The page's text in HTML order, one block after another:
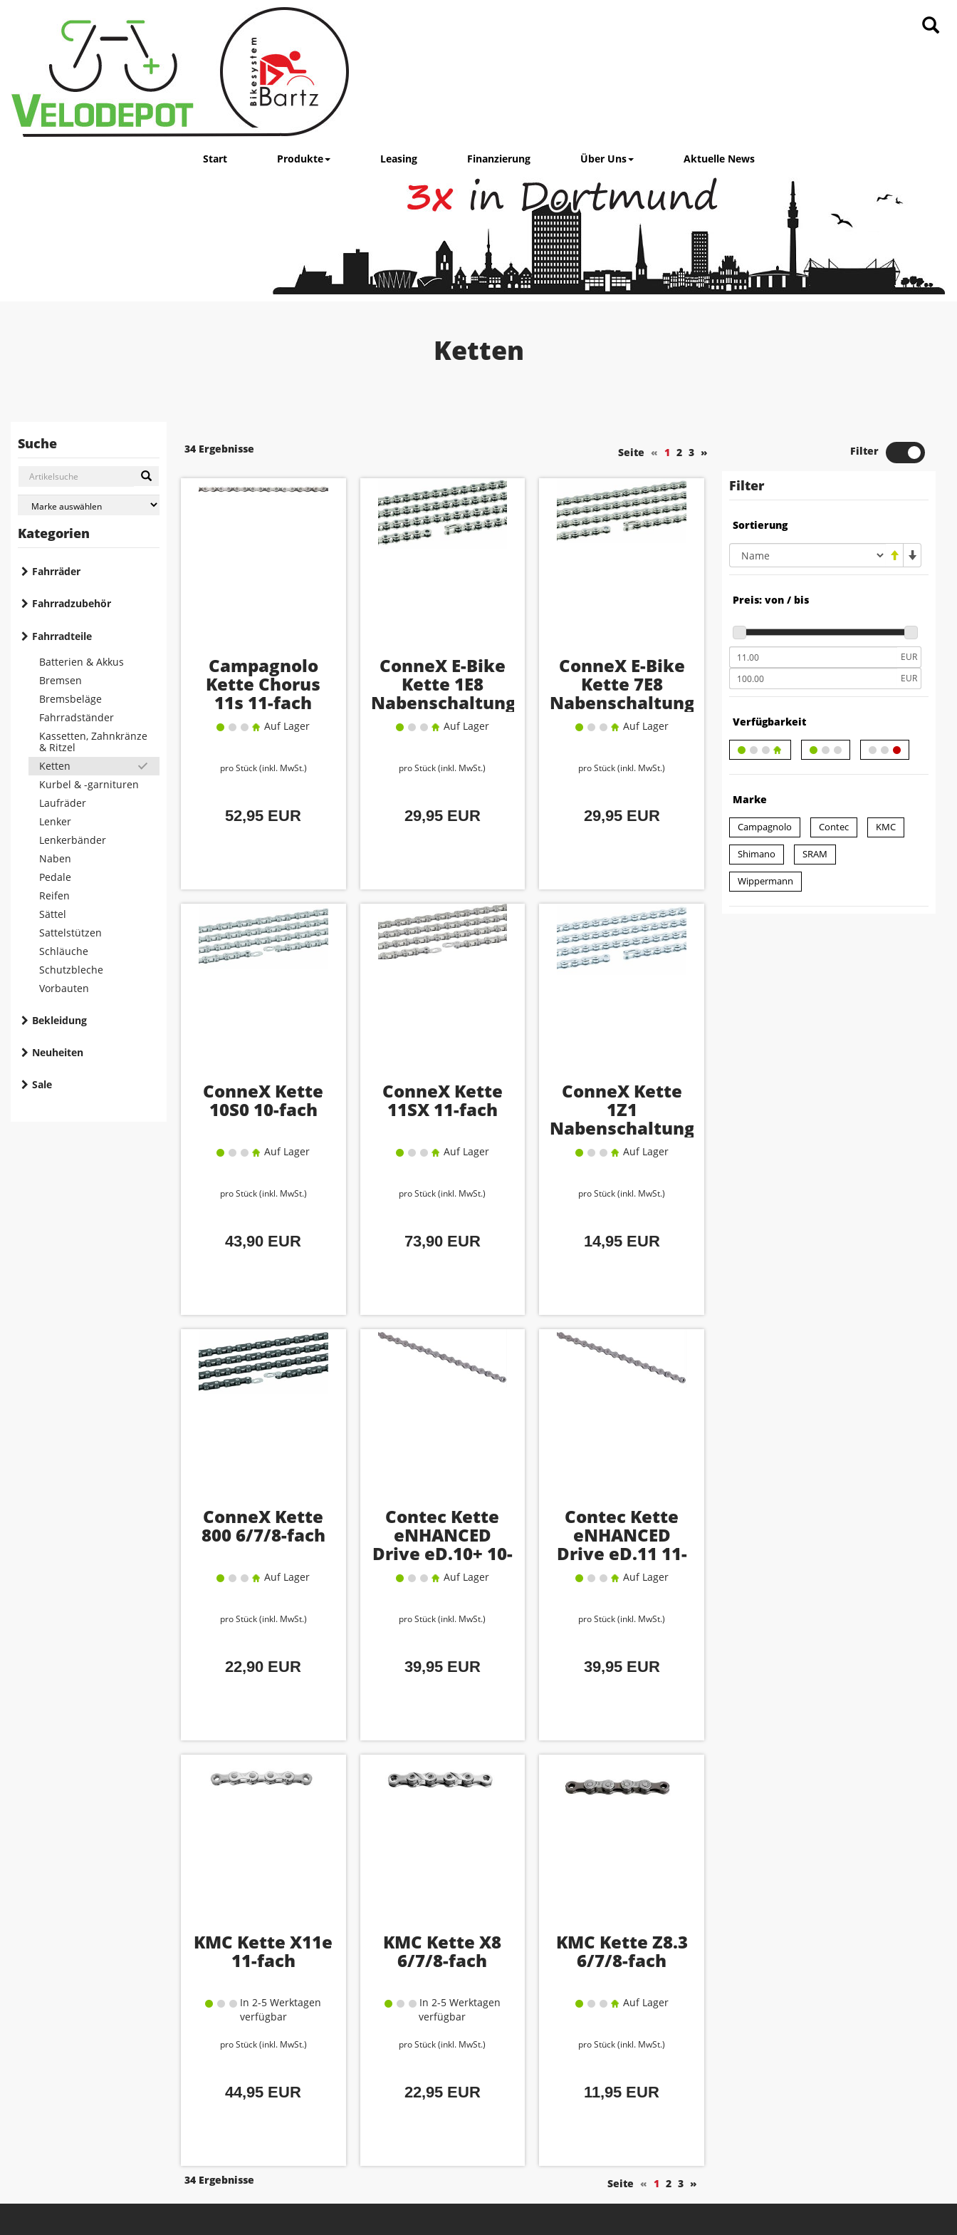
Start Produkte Leasing Finanzierung Über Uns Aktuelle News
Ketten
Suche
Kategorien
Fahrräder
Fahrradzubehör
Fahrradteile
Batterien & Akkus
Bremsen
Bremsbeläge
Fahrradständer
Kassetten, Zahnkränze
& Ritzel
Ketten
Kurbel & -garnituren
Laufräder
Lenker
Lenkerbänder
Naben
Pedale
Reifen
Sättel
Sattelstützen
Schläuche
Schutzbleche
Vorbauten
Bekleidung
Neuheiten
Sale
Seite « 1 2 3 »
34 Ergebnisse Filter
Campagnolo
Kette Chorus
11s 11-fach
Auf Lager
pro Stück (inkl. MwSt.)
52,95 EUR
ConneX E-Bike
Kette 1E8
Nabenschaltung
Auf Lager
pro Stück (inkl. MwSt.)
29,95 EUR
ConneX E-Bike
Kette 7E8
Nabenschaltung
Auf Lager
pro Stück (inkl. MwSt.)
29,95 EUR
ConneX Kette
10S0 10-fach
Auf Lager
pro Stück (inkl. MwSt.)
43,90 EUR
ConneX Kette
11SX 11-fach
Auf Lager
pro Stück (inkl. MwSt.)
73,90 EUR
ConneX Kette
1Z1
Nabenschaltung
Auf Lager
pro Stück (inkl. MwSt.)
14,95 EUR
ConneX Kette
800 6/7/8-fach
Auf Lager
pro Stück (inkl. MwSt.)
22,90 EUR
Contec Kette
eNHANCED
Drive eD.10+ 10-
fachAuf Lager
pro Stück (inkl. MwSt.)
39,95 EUR
Contec Kette
eNHANCED
Drive eD.11 11-
fachAuf Lager
pro Stück (inkl. MwSt.)
39,95 EUR
KMC Kette X11e
11-fach
In 2-5 Werktagen
verfügbar
pro Stück (inkl. MwSt.)
44,95 EUR
KMC Kette X8
6/7/8-fach
In 2-5 Werktagen
verfügbar
pro Stück (inkl. MwSt.)
22,95 EUR
KMC Kette Z8.3
6/7/8-fach
Auf Lager
pro Stück (inkl. MwSt.)
11,95 EUR
Seite « 1 2 3 »
34 Ergebnisse
Filter
Sortierung
Preis: von / bis
EUR
EUR
Verfügbarkeit
Marke
Campagnolo Contec KMC
Shimano SRAM
Wippermann